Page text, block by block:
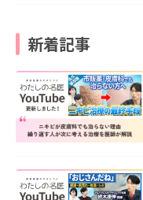
新着記事